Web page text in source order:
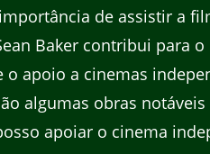
de assistir a
Baker contribui para
o apoio a cinemas
algumas obras notáveis
apoiar o cinema